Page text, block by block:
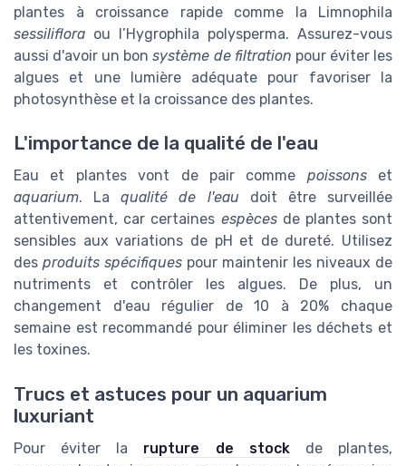
plantes à croissance rapide comme la Limnophila
sessiliflora ou l’Hygrophila polysperma. Assurez-vous
aussi d'avoir un bonsystème de filtration pour éviter les
algues et une lumière adéquate pour favoriser la
photosynthèse et la croissance des plantes.
L'importance de la qualité de l'eau
Eau et plantes vont de pair comme poissonset
aquarium. Laqualité de l'eau doit être surveillée
attentivement, car certaines espècesde plantes sont
sensibles aux variations de pH et de dureté. Utilisez
des produits spécifiques pour maintenir les niveaux de
nutriments et contrôler les algues. De plus, un
changement d'eau régulier de 10 à 20% chaque
semaine est recommandé pour éliminer les déchets et
les toxines.
Trucs et astuces pour un aquarium
luxuriant
Pour éviter la rupture de stockde plantes,